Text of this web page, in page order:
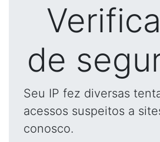
de
Seu IP fez diversas
acessos suspeitos a
conosco.